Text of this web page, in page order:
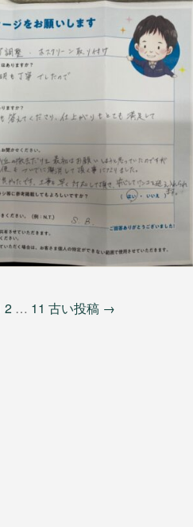
投
2 … 11 古い投稿 →